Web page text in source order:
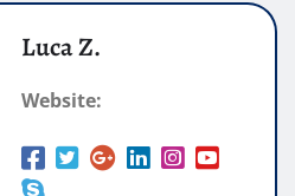
Luca Z.
Website: